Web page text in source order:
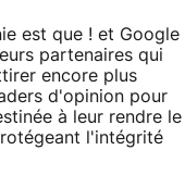
est que ! et Google
partenaires qui
encore plus
d'opinion pour
à leur rendre le
l'intégrité